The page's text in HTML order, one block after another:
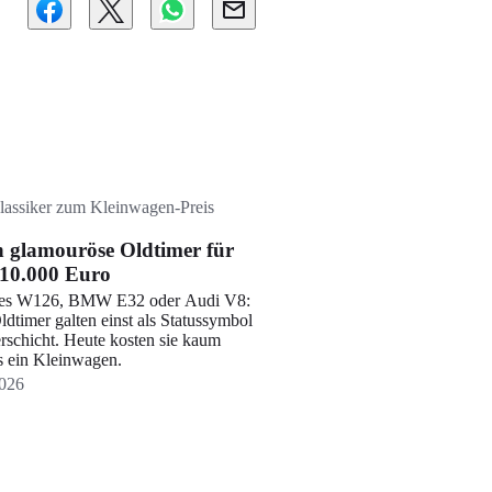
zum Kleinwagen-Preis
glamouröse Oldtimer für
Euro
W126, BMW E32 oder Audi V8:
galten einst als Statussymbol
Heute kosten sie kaum
ein Kleinwagen.